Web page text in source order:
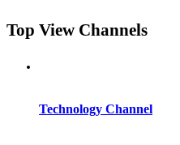
Top View Channels
Technology Channel